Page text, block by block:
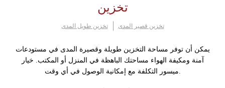
تخزين
تخزين طويل المدى تخزين قصير المدى
يمكن أن توفر مساحة التخزين طويلة وقصيرة المدى في مستودعات
آمنة ومكيفة الهواء مساحتك الباهظة في المنزل أو المكتب. خيار